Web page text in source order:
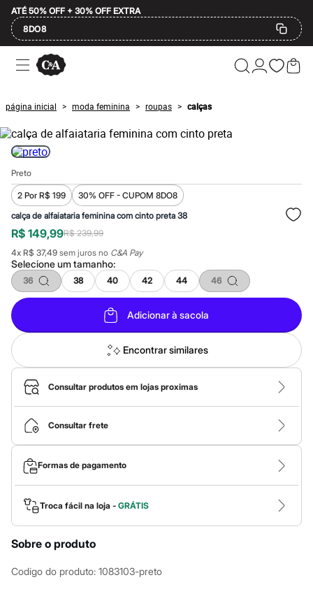
ATÉ 50% OFF + 30% OFF EXTRA
8DO8
Ofertas
Compre por Departamento
Masculino
Infantil
Calçados
Mindse7
Plus Size
Até 40% off
Até 60% off
A partir de 60% off
Feminino
Em alta
Inverno
Alfaiataria
Novidades
Roupas
Blusas e Camisetas
Básicos
Calças
Casacos e Jaquetas
Jeans
Macacões
Saias
Shorts e Bermudas
Vestidos
Acessórios
Bolsas
Bonés e Chapéus
Bijoux
Cintos
Óculos
Relógios
Botas
Chinelos
Rasteirinhas
Sandálias
Sapatilhas
Tênis
Marcas
página inicial > moda feminina > roupas > calças
Preto
2 Por R$ 199
30% OFF - CUPOM 8DO8
calça de alfaiataria feminina com cinto preta 38
R$ 149,99R$ 239,99
4x R$ 37,49 sem juros no C&A Pay
Selecione umtamanho:
36 38 40 42 44 46
Adicionar à sacola
Encontrar similares
Consultar produtos em lojas proximas
Consultar frete
Formas de pagamento
Troca fácil na loja - GRÁTIS
Sobre o produto
Codigo do produto: 1083103-preto